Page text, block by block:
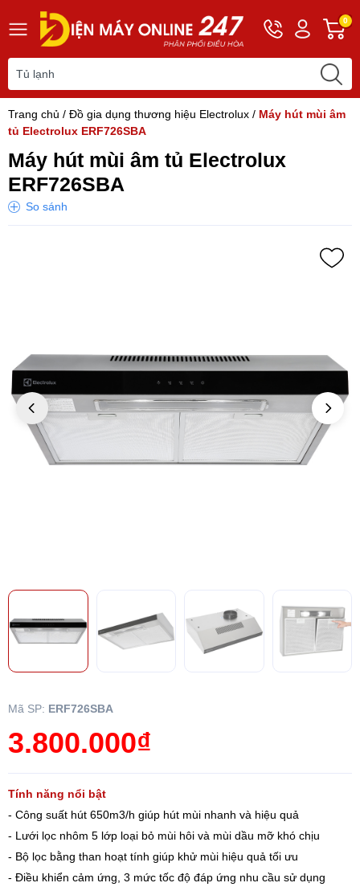
Hotline
0243
Tài
khoản
Khách
0
Trang chủ / Đồ gia dụng thương hiệu Electrolux / Máy hút mùi âm
tủ Electrolux ERF726SBA
Máy hút mùi âm tủ Electrolux
ERF726SBA
So sánh
Mã SP: ERF726SBA
3.800.000₫
Tính năng nổi bật
- Công suất hút 650m3/h giúp hút mùi nhanh và hiệu quả
- Lưới lọc nhôm 5 lớp loại bỏ mùi hôi và mùi dầu mỡ khó chịu
- Bộ lọc bằng than hoạt tính giúp khử mùi hiệu quả tối ưu
- Điều khiển cảm ứng, 3 mức tốc độ đáp ứng nhu cầu sử dụng